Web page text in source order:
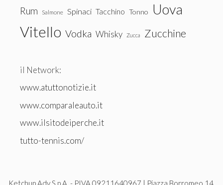
Rum Salmone Spinaci Tacchino Tonno Uova
Vitello Vodka Whisky Zucca Zucchine
il Network:
www.atuttonotizie.it
www.comparaleauto.it
www.ilsitodeiperche.it
tutto-tennis.com/
Ketchup Adv S.p.A. - PIVA.09211640967 | Piazza Borromeo 14,